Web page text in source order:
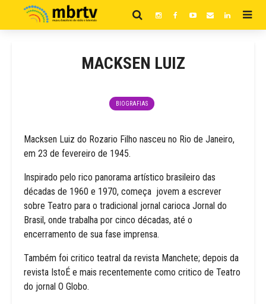
MACKSEN LUIZ
BIOGRAFIAS
Macksen Luiz do Rozario Filho nasceu no Rio de Janeiro,
em 23 de fevereiro de 1945.
Inspirado pelo rico panorama artístico brasileiro das
décadas de 1960 e 1970, começa jovem a escrever
sobre Teatro para o tradicional jornal carioca Jornal do
Brasil, onde trabalha por cinco décadas, até o
encerramento de sua fase imprensa.
Também foi critico teatral da revista Manchete; depois da
revista IstoÉ e mais recentemente como critico de Teatro
do jornal O Globo.